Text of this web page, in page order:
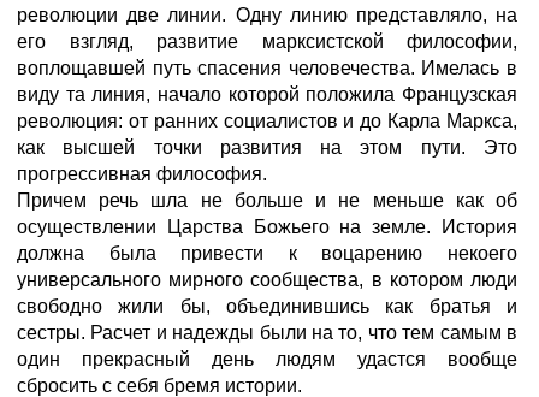
революции две линии. Одну линию представляло, на
его взгляд, развитие марксистской философии,
воплощавшей путь спасения человечества. Имелась в
виду та линия, начало которой положила Французская
революция: от ранних социалистов и до Карла Маркса,
как высшей точки развития на этом пути. Это
прогрессивная философия.
Причем речь шла не больше и не меньше как об
осуществлении Царства Божьего на земле. История
должна была привести к воцарению некоего
универсального мирного сообщества, в котором люди
свободно жили бы, объединившись как братья и
сестры. Расчет и надежды были на то, что тем самым в
один прекрасный день людям удастся вообще
сбросить с себя бремя истории.